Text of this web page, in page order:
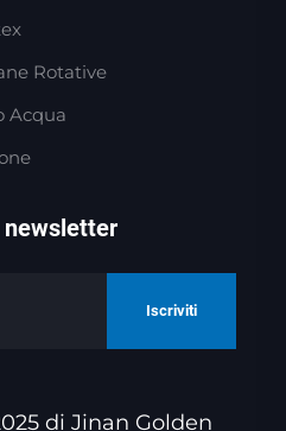
Rotative
Acqua
Iscriviti
di Jinan Golden